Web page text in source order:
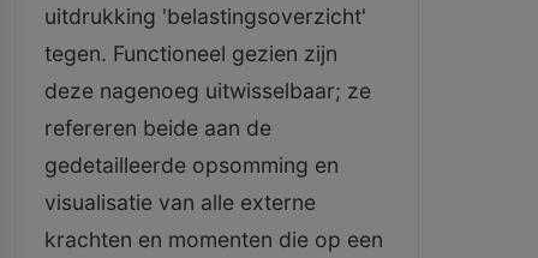
uitdrukking 'belastingsoverzicht'
tegen. Functioneel gezien zijn
deze nagenoeg uitwisselbaar; ze
refereren beide aan de
gedetailleerde opsomming en
visualisatie van alle externe
krachten en momenten die op een